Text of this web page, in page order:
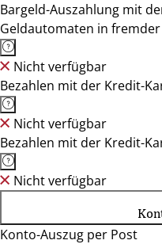
Bargeld-Auszahlung mit
Geldautomaten in
Nicht verfügbar
Bezahlen mit der Kredit-
Nicht verfügbar
Bezahlen mit der Kredit-
Nicht verfügbar
Konto-Auszug per Post